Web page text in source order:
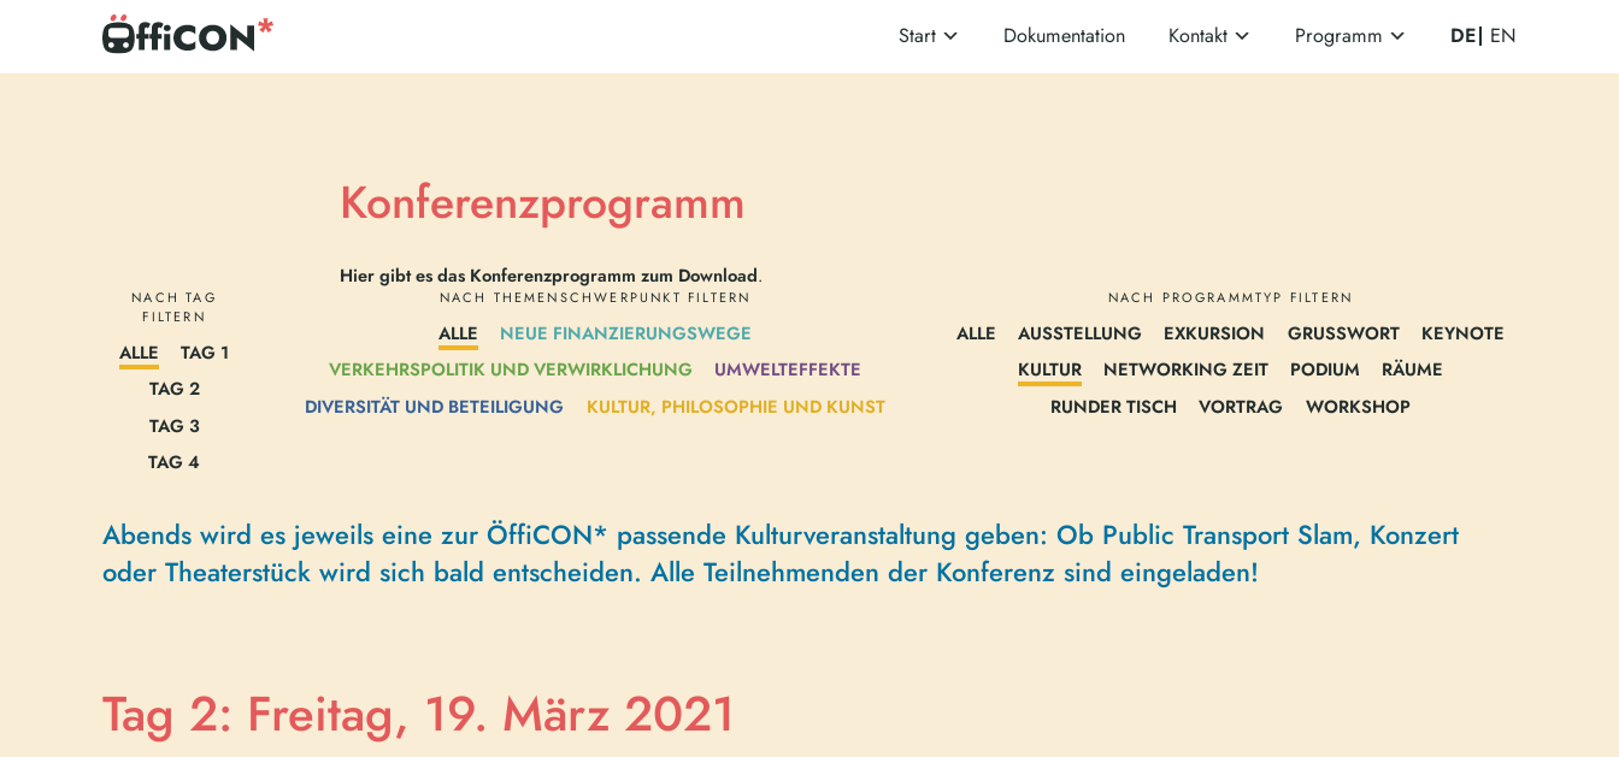
ÖffiCON*
Internationale
HAUPTMENÜ
Start Dokumentation Kontakt Programm DE EN
Konferenzprogramm
Hier gibt es das Konferenzprogramm zum Download.
NACH TAG
FILTERN
ALLE
TAG 1
TAG 2
TAG 3
TAG 4
NACH THEMENSCHWERPUNKT FILTERN
ALLE
NEUE FINANZIERUNGSWEGE
VERKEHRSPOLITIK UND VERWIRKLICHUNG
UMWELTEFFEKTE
DIVERSITÄT UND BETEILIGUNG
KULTUR, PHILOSOPHIE UND KUNST
NACH PROGRAMMTYP FILTERN
ALLE AUSSTELLUNG EXKURSION GRUSSWORT
KEYNOTE
KULTUR
NETWORKING ZEIT PODIUM
RÄUME
RUNDER TISCH
VORTRAG WORKSHOP
Abends wird es jeweils eine zur ÖffiCON* passende Kulturveranstaltung geben: Ob Public Transport Slam, Konzert
oder Theaterstück wird sich bald entscheiden. Alle Teilnehmenden der Konferenz sind eingeladen!
Tag 2: Freitag, 19. März 2021